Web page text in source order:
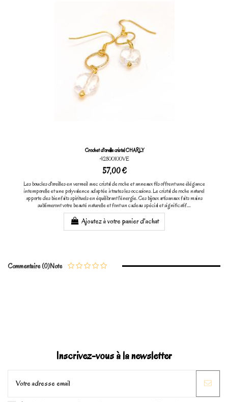
Crochet d'oreille cristal CHARLY
42800100VE
57,00 €
Les boucles d'oreilles en vermeil avec cristal de roche et anneaux fils offrent une élégance
intemporelle et une polyvalence adaptée à toutes les occasions. Le cristal de roche naturel
apporte des bienfaits spirituels en équilibrant l'énergie. Ces bijoux artisanaux faits mains
sublimeront votre beauté naturelle et font un cadeau spécial et significatif....
Ajoutez à votre panier d'achat
Note
Commentaire (0)
Inscrivez-vous à la newsletter